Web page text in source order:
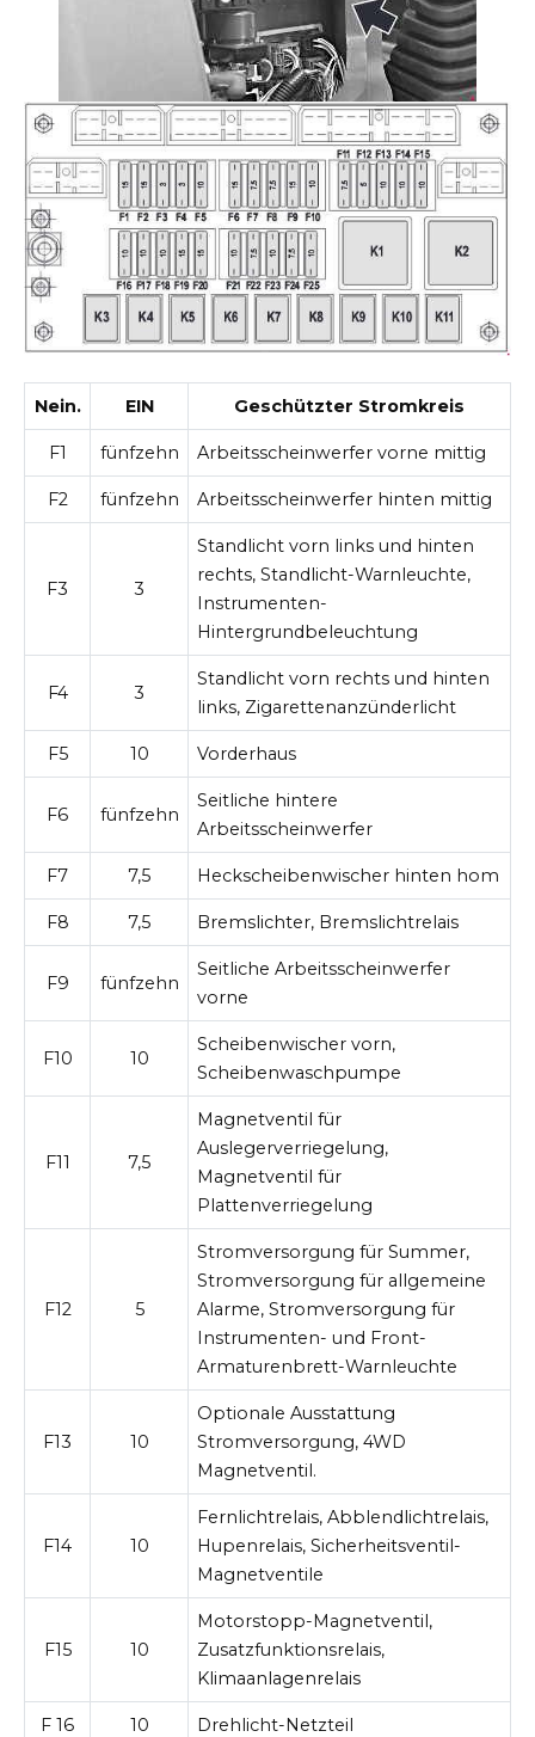
Nein. EIN Geschützter Stromkreis
F1 fünfzehn Arbeitsscheinwerfer vorne mittig
F2 fünfzehn Arbeitsscheinwerfer hinten mittig
F3 3
Standlicht vorn links und hinten
rechts, Standlicht-Warnleuchte,
Instrumenten-
Hintergrundbeleuchtung
F4 3
Standlicht vorn rechts und hinten
links, Zigarettenanzünderlicht
F5 10 Vorderhaus
F6 fünfzehn
Seitliche hintere
Arbeitsscheinwerfer
F7 7,5 Heckscheibenwischer hinten hom
F8 7,5 Bremslichter, Bremslichtrelais
F9 fünfzehn
Seitliche Arbeitsscheinwerfer
vorne
F10 10
Scheibenwischer vorn,
Scheibenwaschpumpe
F11 7,5
Magnetventil für
Auslegerverriegelung,
Magnetventil für
Plattenverriegelung
F12 5
Stromversorgung für Summer,
Stromversorgung für allgemeine
Alarme, Stromversorgung für
Instrumenten- und Front-
Armaturenbrett-Warnleuchte
F13 10
Optionale Ausstattung
Stromversorgung, 4WD
Magnetventil.
F14 10
Fernlichtrelais, Abblendlichtrelais,
Hupenrelais, Sicherheitsventil-
Magnetventile
F15 10
Motorstopp-Magnetventil,
Zusatzfunktionsrelais,
Klimaanlagenrelais
F 16 10 Drehlicht-Netzteil